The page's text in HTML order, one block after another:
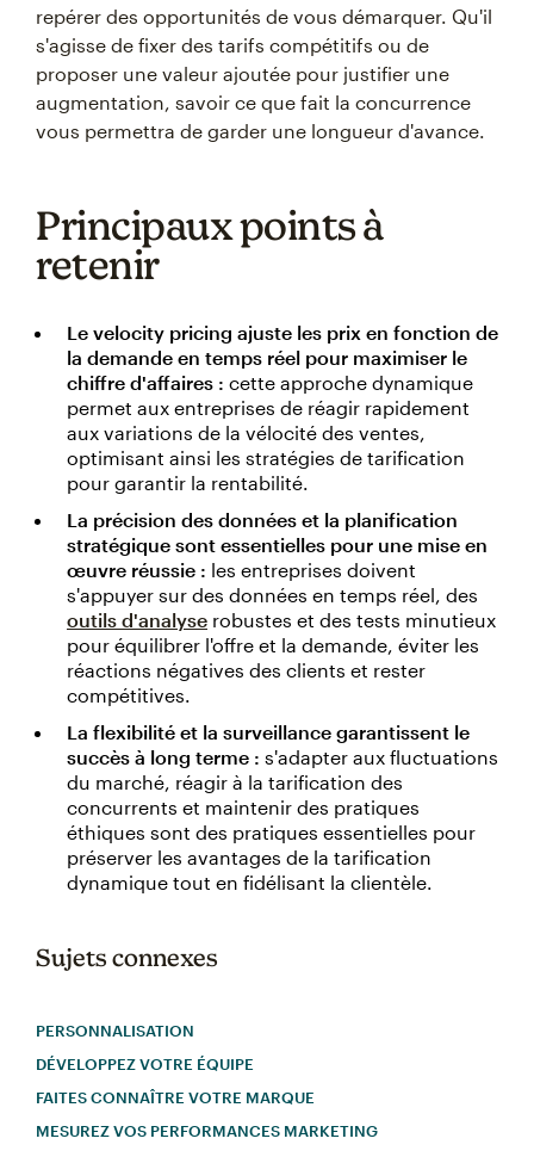
repérer des opportunités de vous démarquer. Qu'il
s'agisse de fixer des tarifs compétitifs ou de
proposer une valeur ajoutée pour justifier une
augmentation, savoir ce que fait la concurrence
vous permettra de garder une longueur d'avance.
Principaux points à
retenir
Le velocity pricing ajuste les prix en fonction de
la demande en temps réel pour maximiser le
chiffre d'affaires : cette approche dynamique
permet aux entreprises de réagir rapidement
aux variations de la vélocité des ventes,
optimisant ainsi les stratégies de tarification
pour garantir la rentabilité.
La précision des données et la planification
stratégique sont essentielles pour une mise en
œuvre réussie : les entreprises doivent
s'appuyer sur des données en temps réel, des
outils d'analyse robustes et des tests minutieux
pour équilibrer l'offre et la demande, éviter les
réactions négatives des clients et rester
compétitives.
La flexibilité et la surveillance garantissent le
succès à long terme : s'adapter aux fluctuations
du marché, réagir à la tarification des
concurrents et maintenir des pratiques
éthiques sont des pratiques essentielles pour
préserver les avantages de la tarification
dynamique tout en fidélisant la clientèle.
Sujets connexes
PERSONNALISATION
DÉVELOPPEZ VOTRE ÉQUIPE
FAITES CONNAÎTRE VOTRE MARQUE
MESUREZ VOS PERFORMANCES MARKETING